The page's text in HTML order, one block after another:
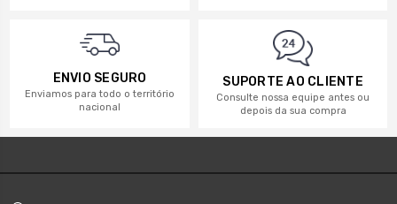
ENVIO SEGURO
Enviamos para todo o território
nacional
SUPORTE AO CLIENTE
Consulte nossa equipe antes ou
depois da sua compra